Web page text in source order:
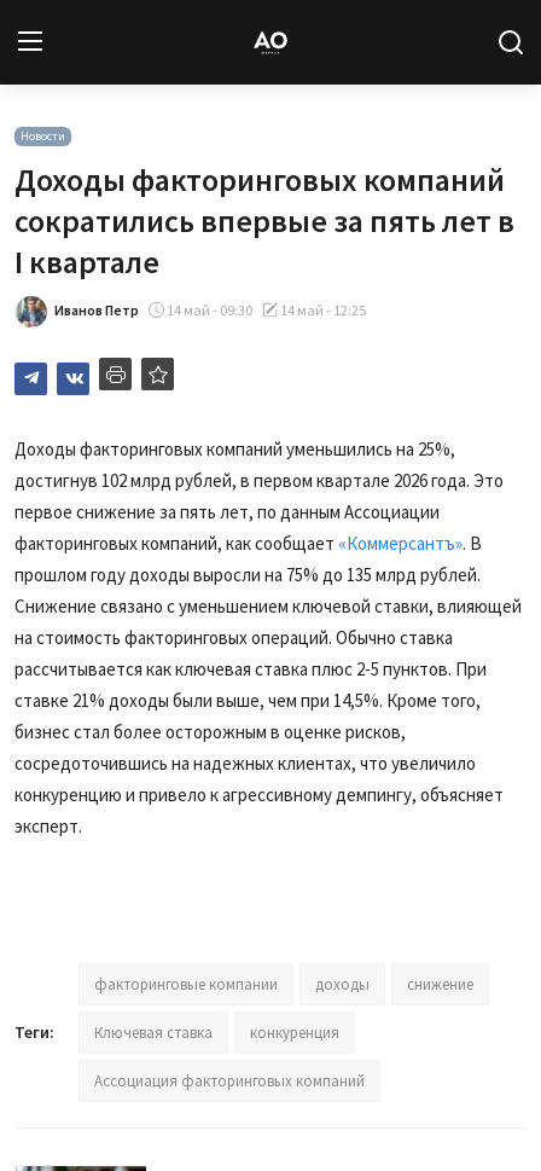
Новости
Статьи
Авторы
Архив
База знаний
Новости
Доходы факторинговых компаний
сократились впервые за пять лет в
I квартале
Иванов Петр 14 май - 09:30 14 май - 12:25
Доходы факторинговых компаний уменьшились на 25%,
достигнув 102 млрд рублей, в первом квартале 2026 года. Это
первое снижение за пять лет, по данным Ассоциации
факторинговых компаний, как сообщает «Коммерсантъ». В
прошлом году доходы выросли на 75% до 135 млрд рублей.
Снижение связано с уменьшением ключевой ставки, влияющей
на стоимость факторинговых операций. Обычно ставка
рассчитывается как ключевая ставка плюс 2-5 пунктов. При
ставке 21% доходы были выше, чем при 14,5%. Кроме того,
бизнес стал более осторожным в оценке рисков,
сосредоточившись на надежных клиентах, что увеличило
конкуренцию и привело к агрессивному демпингу, объясняет
эксперт.
Теги:
факторинговые компании доходы снижение
Ключевая ставка конкуренция
Ассоциация факторинговых компаний